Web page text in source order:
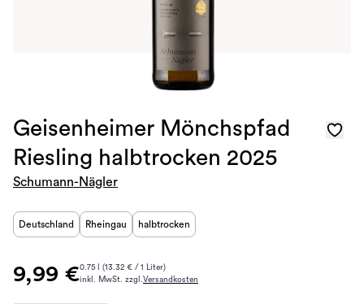
Geisenheimer Mönchspfad
Riesling halbtrocken 2025
Schumann-Nägler
Deutschland Rheingau halbtrocken
9,99 €0.75 l (13.32 € / 1 Liter)
inkl. MwSt. zzgl.Versandkosten